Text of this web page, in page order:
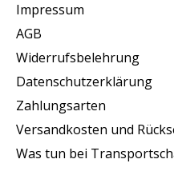
Impressum
AGB
Widerrufsbelehrung
Datenschutzerklärung
Zahlungsarten
Versandkosten und
Was tun bei